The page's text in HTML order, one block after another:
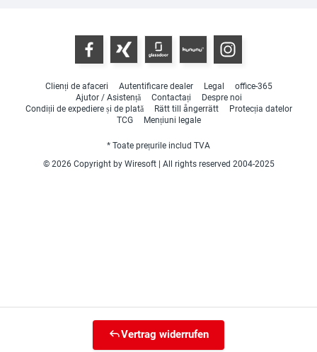
Clienți de afaceri Autentificare dealer Legal
office-365
Ajutor / Asistență
Contactați
Despre noi
Condiții de expediere și de plată
Rätt till ångerrätt
Protecția datelor
TCG
Mențiuni legale
* Toate prețurile includ TVA
© 2026 Copyright by Wiresoft | All rights reserved 2004-2025
Vertrag widerrufen